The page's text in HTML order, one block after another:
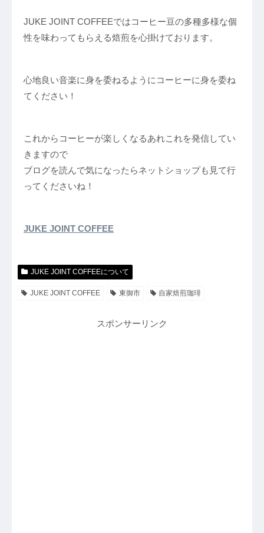
JUKE JOINT COFFEEではコーヒー豆の多種多様な個
性を味わってもらえる焙煎を心掛けております。
心地良い音楽に身を委ねるようにコーヒーに身を委ね
てください！
これからコーヒーが楽しくなるあれこれを発信してい
きますので
ブログを読んで気になったらネットショップも見て行
ってくださいね！
JUKE JOINT COFFEE
JUKE JOINT COFFEEについて
JUKE JOINT COFFEE 東御市 自家焙煎珈琲
スポンサーリンク